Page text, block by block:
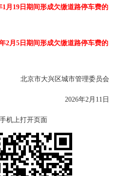
1月19日期间形成欠缴道路停车费的
2月5日期间形成欠缴道路停车费的
北京市大兴区城市管理委员会
2026年2月11日
机上打开页面